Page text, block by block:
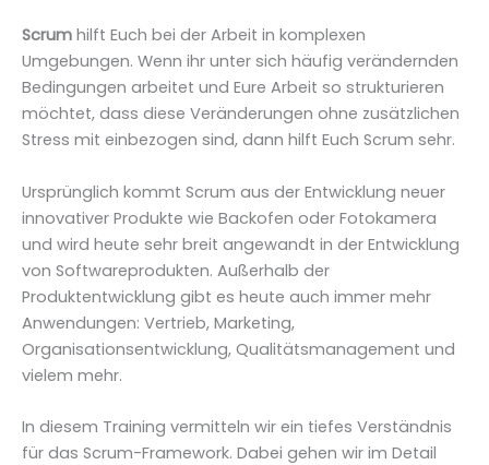
Scrum hilft Euch bei der Arbeit in komplexen
Umgebungen. Wenn ihr unter sich häufig verändernden
Bedingungen arbeitet und Eure Arbeit so strukturieren
möchtet, dass diese Veränderungen ohne zusätzlichen
Stress mit einbezogen sind, dann hilft Euch Scrum sehr.
Ursprünglich kommt Scrum aus der Entwicklung neuer
innovativer Produkte wie Backofen oder Fotokamera
und wird heute sehr breit angewandt in der Entwicklung
von Softwareprodukten. Außerhalb der
Produktentwicklung gibt es heute auch immer mehr
Anwendungen: Vertrieb, Marketing,
Organisationsentwicklung, Qualitätsmanagement und
vielem mehr.
In diesem Training vermitteln wir ein tiefes Verständnis
für das Scrum-Framework. Dabei gehen wir im Detail